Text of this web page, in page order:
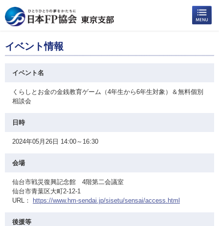
イベント情報
イベント名
くらしとお金の金銭教育ゲーム（4年生から6年生対象）＆無料個別
相談会
日時
2024年05月26日 14:00～16:30
会場
仙台市戦災復興記念館 4階第二会議室
仙台市青葉区大町2-12-1
URL：
https://www.hm-sendai.jp/sisetu/sensai/access.html
後援等